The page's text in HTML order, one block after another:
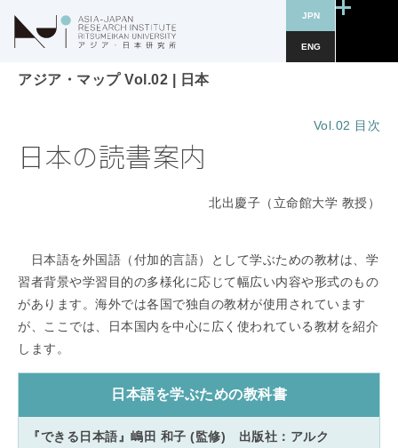
JPN
ENG
アジア・マップ Vol.02 日本
Vol.02 目次
日本の読書案内
北出慶子（立命館大学 教授）
日本語を外国語（付加的言語）として学ぶための教材は、学
習者背景や学習目的の多様化に応じて幅広い内容や形式のもの
があります。海外では各国で独自の教材が使用されています
が、ここでは、日本国内を中心に広く使われている教材を紹介
します。
日本語を学ぶための教科書
『できる日本語』嶋田 和子 (監修) 出版社：アルク